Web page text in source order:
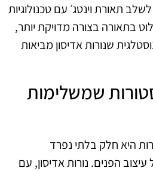
תאורת וינטג׳ עם טכנולוגיות
בתאורה בצורה מדויקת יותר,
שנורות אדיסון מביאות
שמשלימות
היא חלק בלתי נפרד
הפנים. נורות אדיסון, עם